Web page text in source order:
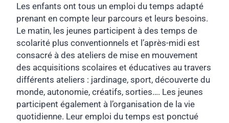
Les enfants ont tous un emploi du temps adapté
prenant en compte leur parcours et leurs besoins.
Le matin, les jeunes participent à des temps de
scolarité plus conventionnels et l’après-midi est
consacré à des ateliers de mise en mouvement
des acquisitions scolaires et éducatives au travers
différents ateliers : jardinage, sport, découverte du
monde, autonomie, créatifs, sorties…. Les jeunes
participent également à l’organisation de la vie
quotidienne. Leur emploi du temps est ponctué